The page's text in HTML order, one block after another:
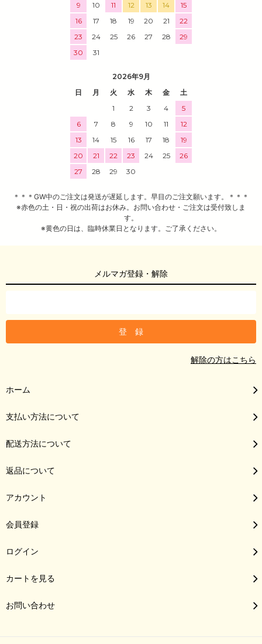
9
10 11 12 13 14
15
16
17 18 19 20 21
22
23
24 25 26 27 28
29
30
31
2026年9月
日
月 火 水 木 金
土
1
2 3 4
5
6
7 8 9 10 11
12
13
14 15 16 17 18
19
20
21 22 23 24 25
26
27
28 29 30
＊＊＊GW中のご注文は発送が遅延します。早目のご注文願います。＊＊＊
※赤色の土・日・祝の出荷はお休み。お問い合わせ・ご注文は受付致しま
す。
※黄色の日は、臨時休業日となります。ご了承ください。
メルマガ登録・解除
解除の方はこちら
ホーム
支払い方法について
配送方法について
返品について
アカウント
会員登録
ログイン
カートを見る
お問い合わせ